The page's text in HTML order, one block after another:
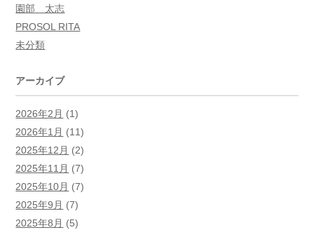
園部 太志
PROSOL RITA
未分類
アーカイブ
2026年2月 (1)
2026年1月 (11)
2025年12月 (2)
2025年11月 (7)
2025年10月 (7)
2025年9月 (7)
2025年8月 (5)